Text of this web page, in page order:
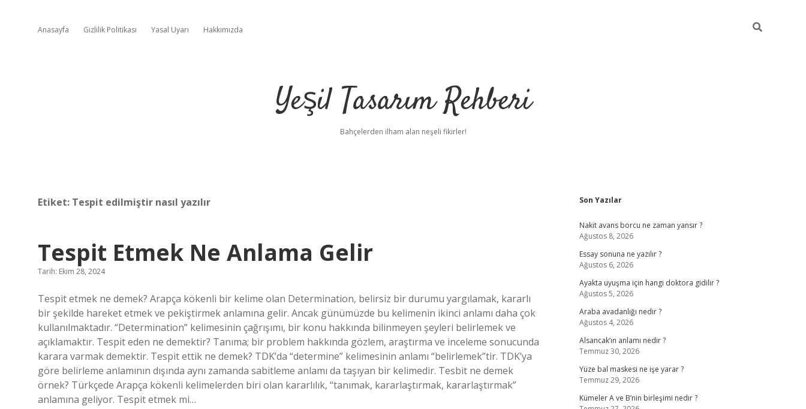
Anasayfa Gizlilik Politikası Yasal Uyarı Hakkımızda
Yeşil Tasarım Rehberi
Bahçelerden ilham alan neşeli fikirler!
Etiket: Tespit edilmiştir nasıl yazılır
Tespit Etmek Ne Anlama Gelir
Tarih: Ekim 28, 2024
Tespit etmek ne demek? Arapça kökenli bir kelime olan Determination, belirsiz bir durumu yargılamak, kararlı
bir şekilde hareket etmek ve pekiştirmek anlamına gelir. Ancak günümüzde bu kelimenin ikinci anlamı daha çok
kullanılmaktadır. “Determination” kelimesinin çağrışımı, bir konu hakkında bilinmeyen şeyleri belirlemek ve
açıklamaktır. Tespit eden ne demektir? Tanıma; bir problem hakkında gözlem, araştırma ve inceleme sonucunda
karara varmak demektir. Tespit ettik ne demek? TDK’da “determine” kelimesinin anlamı “belirlemek”tir. TDK’ya
göre belirleme anlamının dışında aynı zamanda sabitleme anlamı da taşıyan bir kelimedir. Tesbit ne demek
örnek? Türkçede Arapça kökenli kelimelerden biri olan kararlılık, “tanımak, kararlaştırmak, kararlaştırmak”
anlamına geliyor. Tespit etmek mi…
Sidebar
Son Yazılar
Nakit avans borcu ne zaman yansır ?
Ağustos 8, 2026
Essay sonuna ne yazılır ?
Ağustos 6, 2026
Ayakta uyuşma için hangi doktora gidilir ?
Ağustos 5, 2026
Araba avadanlığı nedir ?
Ağustos 4, 2026
Alsancak’ın anlamı nedir ?
Temmuz 30, 2026
Yüze bal maskesi ne işe yarar ?
Temmuz 29, 2026
Kümeler A ve B’nin birleşimi nedir ?